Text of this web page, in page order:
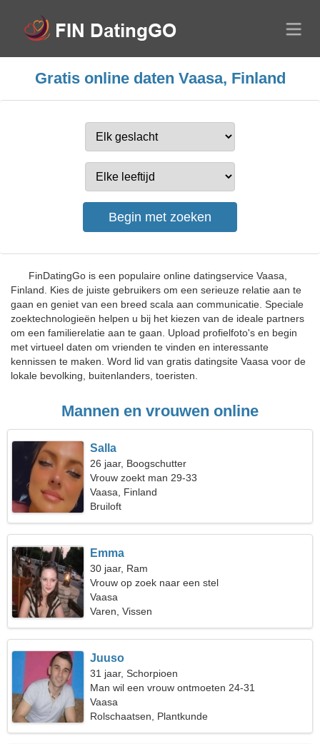
Gratis online daten Vaasa, Finland
FinDatingGo is een populaire online datingservice Vaasa,
Finland. Kies de juiste gebruikers om een serieuze relatie aan te
gaan en geniet van een breed scala aan communicatie. Speciale
zoektechnologieën helpen u bij het kiezen van de ideale partners
om een familierelatie aan te gaan. Upload profielfoto's en begin
met virtueel daten om vrienden te vinden en interessante
kennissen te maken. Word lid van gratis datingsite Vaasa voor de
lokale bevolking, buitenlanders, toeristen.
Mannen en vrouwen online
Salla
26 jaar, Boogschutter
Vrouw zoekt man 29-33
Vaasa, Finland
Bruiloft
Emma
30 jaar, Ram
Vrouw op zoek naar een stel
Vaasa
Varen, Vissen
Juuso
31 jaar, Schorpioen
Man wil een vrouw ontmoeten 24-31
Vaasa
Rolschaatsen, Plantkunde